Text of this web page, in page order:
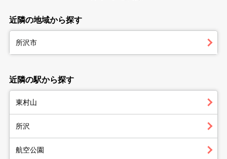
近隣の地域から探す
所沢市
近隣の駅から探す
東村山
所沢
航空公園